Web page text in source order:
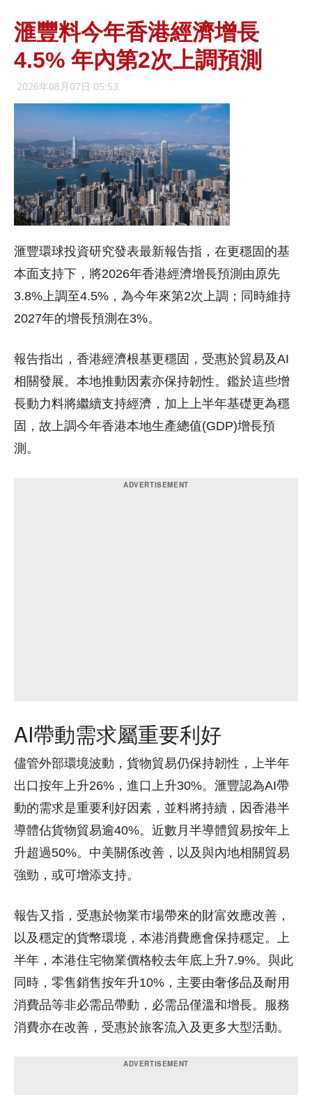
滙豐料今年香港經濟增長
4.5% 年內第2次上調預測
2026年08月07日 05:53
滙豐環球投資研究發表最新報告指，在更穩固的基
本面支持下，將2026年香港經濟增長預測由原先
3.8%上調至4.5%，為今年來第2次上調；同時維持
2027年的增長預測在3%。
報告指出，香港經濟根基更穩固，受惠於貿易及AI
相關發展。本地推動因素亦保持韌性。鑑於這些增
長動力料將繼續支持經濟，加上上半年基礎更為穩
固，故上調今年香港本地生產總值(GDP)增長預
測。
AI帶動需求屬重要利好
儘管外部環境波動，貨物貿易仍保持韌性，上半年
出口按年上升26%，進口上升30%。滙豐認為AI帶
動的需求是重要利好因素，並料將持續，因香港半
導體佔貨物貿易逾40%。近數月半導體貿易按年上
升超過50%。中美關係改善，以及與內地相關貿易
強勁，或可增添支持。
報告又指，受惠於物業市場帶來的財富效應改善，
以及穩定的貨幣環境，本港消費應會保持穩定。上
半年，本港住宅物業價格較去年底上升7.9%。與此
同時，零售銷售按年升10%，主要由奢侈品及耐用
消費品等非必需品帶動，必需品僅溫和增長。服務
消費亦在改善，受惠於旅客流入及更多大型活動。